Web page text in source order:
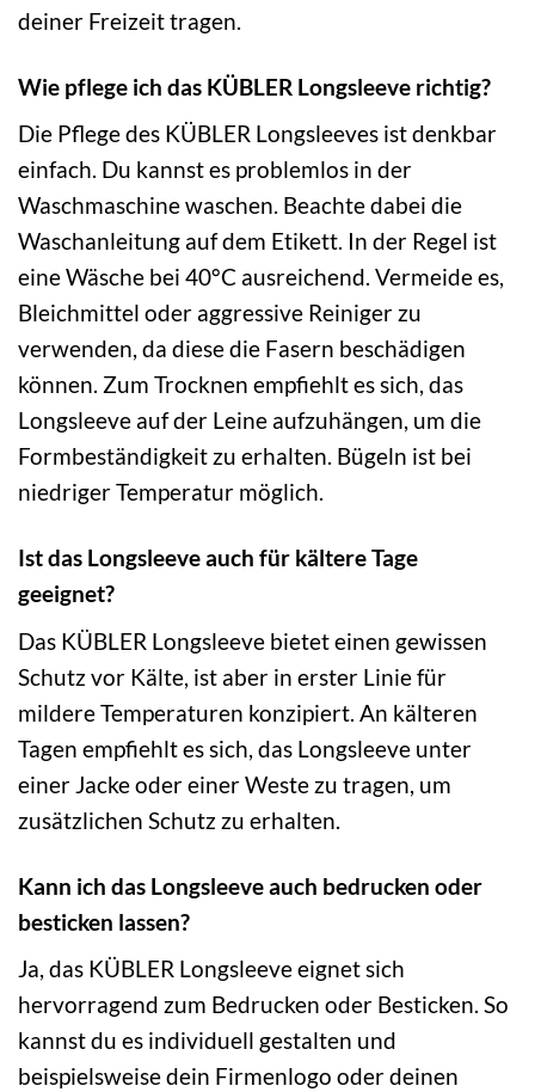
deiner Freizeit tragen.
Wie pflege ich das KÜBLER Longsleeve richtig?
Die Pflege des KÜBLER Longsleeves ist denkbar
einfach. Du kannst es problemlos in der
Waschmaschine waschen. Beachte dabei die
Waschanleitung auf dem Etikett. In der Regel ist
eine Wäsche bei 40°C ausreichend. Vermeide es,
Bleichmittel oder aggressive Reiniger zu
verwenden, da diese die Fasern beschädigen
können. Zum Trocknen empfiehlt es sich, das
Longsleeve auf der Leine aufzuhängen, um die
Formbeständigkeit zu erhalten. Bügeln ist bei
niedriger Temperatur möglich.
Ist das Longsleeve auch für kältere Tage
geeignet?
Das KÜBLER Longsleeve bietet einen gewissen
Schutz vor Kälte, ist aber in erster Linie für
mildere Temperaturen konzipiert. An kälteren
Tagen empfiehlt es sich, das Longsleeve unter
einer Jacke oder einer Weste zu tragen, um
zusätzlichen Schutz zu erhalten.
Kann ich das Longsleeve auch bedrucken oder
besticken lassen?
Ja, das KÜBLER Longsleeve eignet sich
hervorragend zum Bedrucken oder Besticken. So
kannst du es individuell gestalten und
beispielsweise dein Firmenlogo oder deinen